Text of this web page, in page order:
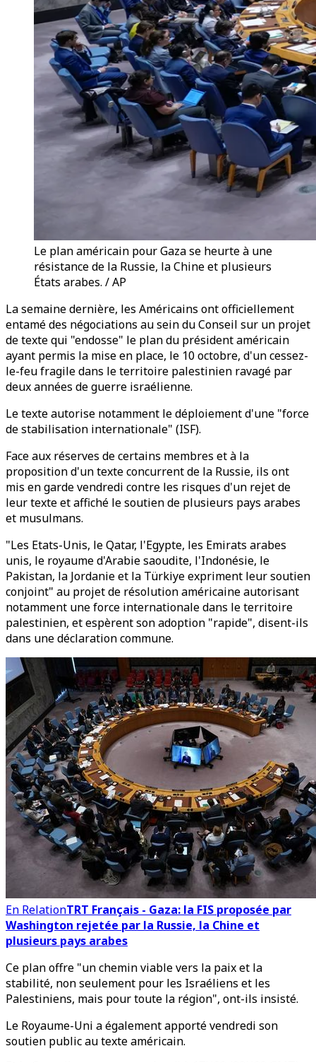
Le plan américain pour Gaza se heurte à une
résistance de la Russie, la Chine et plusieurs
États arabes. / AP
La semaine dernière, les Américains ont officiellement
entamé des négociations au sein du Conseil sur un projet
de texte qui "endosse" le plan du président américain
ayant permis la mise en place, le 10 octobre, d'un cessez-
le-feu fragile dans le territoire palestinien ravagé par
deux années de guerre israélienne.
Le texte autorise notamment le déploiement d'une "force
de stabilisation internationale" (ISF).
Face aux réserves de certains membres et à la
proposition d'un texte concurrent de la Russie, ils ont
mis en garde vendredi contre les risques d'un rejet de
leur texte et affiché le soutien de plusieurs pays arabes
et musulmans.
"Les Etats-Unis, le Qatar, l'Egypte, les Emirats arabes
unis, le royaume d'Arabie saoudite, l'Indonésie, le
Pakistan, la Jordanie et la Türkiye expriment leur soutien
conjoint" au projet de résolution américaine autorisant
notamment une force internationale dans le territoire
palestinien, et espèrent son adoption "rapide", disent-ils
dans une déclaration commune.
En RelationTRT Français - Gaza: la FIS proposée par
Washington rejetée par la Russie, la Chine et
plusieurs pays arabes
Ce plan offre "un chemin viable vers la paix et la
stabilité, non seulement pour les Israéliens et les
Palestiniens, mais pour toute la région", ont-ils insisté.
Le Royaume-Uni a également apporté vendredi son
soutien public au texte américain.